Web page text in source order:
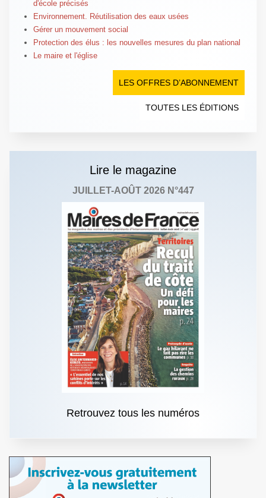
d'école précisés
Environnement. Réutilisation des eaux usées
Gérer un mouvement social
Protection des élus : les nouvelles mesures du plan national
Le maire et l'église
LES OFFRES D’ABONNEMENT
TOUTES LES ÉDITIONS
Lire le magazine
JUILLET-AOÛT 2026 N°447
Retrouvez tous les numéros